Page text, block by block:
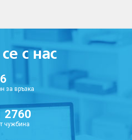
с нас
за връзка
2760
чужбина